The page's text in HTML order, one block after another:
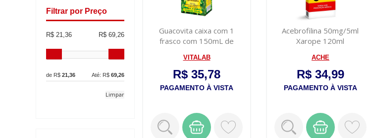
Filtrar por Preço
R$ 21,36 R$ 69,26
de R$ 21,36 Até: R$ 69,26
Limpar
Guacovita caixa com 1
frasco com 150mL de
VITALAB
R$ 35,78
PAGAMENTO À VISTA
Acebrofilina 50mg/5ml
Xarope 120ml
ACHE
R$ 34,99
PAGAMENTO À VISTA